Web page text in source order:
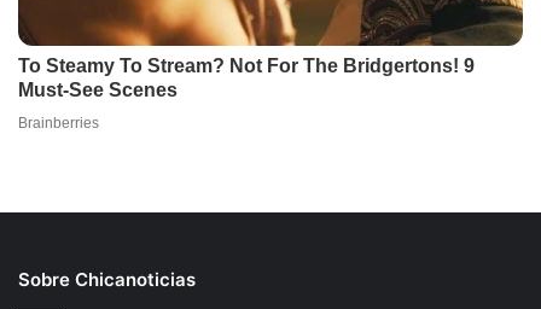
Sobre Chicanoticias